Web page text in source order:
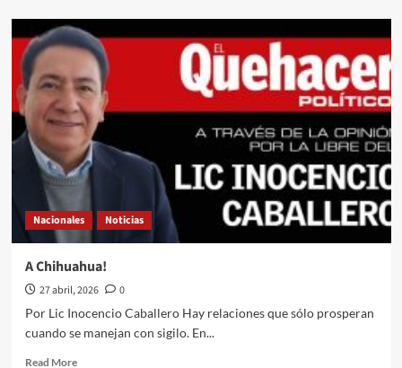
Bolsa
Mexicana
cae
1.79%
mientras
el
peso
cotiza
en
17.38
Nacionales Noticias
A Chihuahua!
27 abril, 2026
0
Por Lic Inocencio Caballero Hay relaciones que sólo prosperan
cuando se manejan con sigilo. En...
Read MoreRead